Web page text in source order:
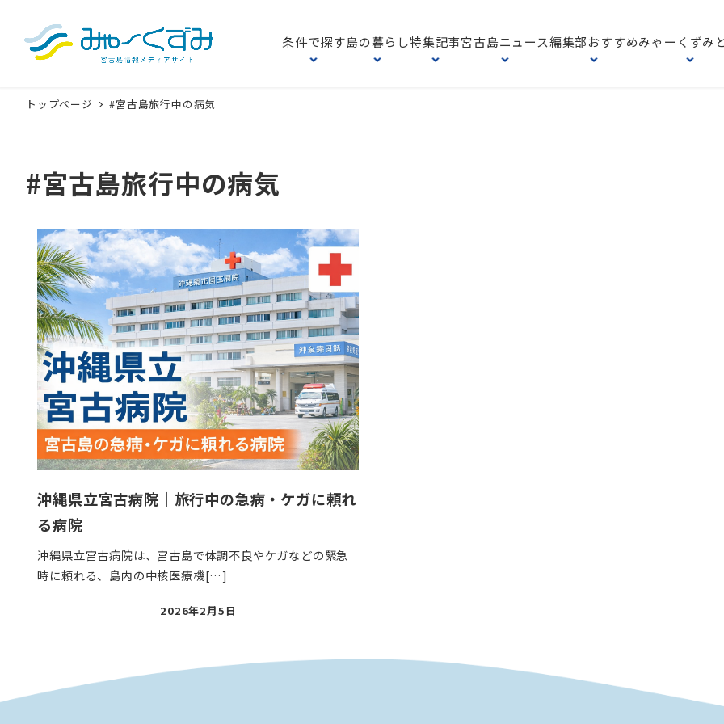
条件で探す島の暮らし特集記事宮古島ニュース編集部おすすめみゃーくずみ
トップページ #宮古島旅行中の病気
#宮古島旅行中の病気
沖縄県立宮古病院｜旅行中の急病・ケガに頼れ
る病院
沖縄県立宮古病院は、宮古島で体調不良やケガなどの緊急
時に頼れる、島内の中核医療機[…]
投
2026年2月5日